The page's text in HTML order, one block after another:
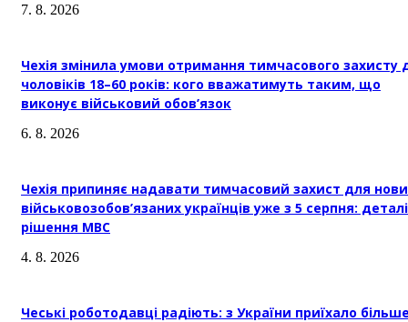
7. 8. 2026
Чехія змінила умови отримання тимчасового захисту
чоловіків 18–60 років: кого вважатимуть таким, що
виконує військовий обов’язок
6. 8. 2026
Чехія припиняє надавати тимчасовий захист для
військовозобов’язаних українців уже з 5 серпня: деталі
рішення МВС
4. 8. 2026
Чеські роботодавці радіють: з України приїхало